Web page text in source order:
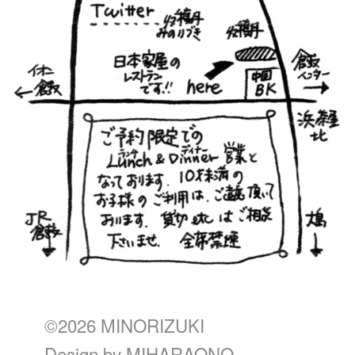
©2026 MINORIZUKI